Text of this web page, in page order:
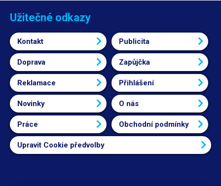
Užitečné odkazy
Kontakt Publicita
Doprava Zapůjčka
Reklamace Přihlášení
Novinky O nás
Práce Obchodní podmínky
Upravit Cookie předvolby